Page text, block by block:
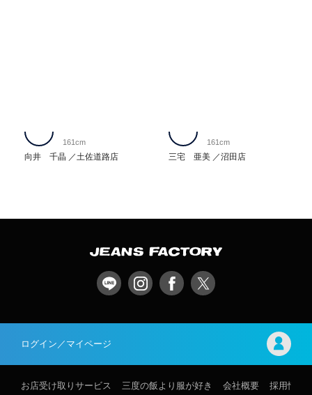
向井 千晶 土佐道路店
161cm
三宅 亜美 沼田店
161cm
ログイン／マイページ
お店受け取りサービス 三度の飯より服が好き 会社概要 採用情報